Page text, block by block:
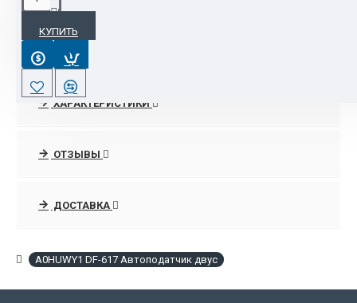
КУПИТЬ
Автоподатчик двусторонних оригиналов на 100
листов Document Feeder для Konica-Minolta bizhub
C220/C280/C360
ХАРАКТЕРИСТИКИ
ОТЗЫВЫ
ДОСТАВКА
A0HUWY1 DF-617 Автоподатчик двус